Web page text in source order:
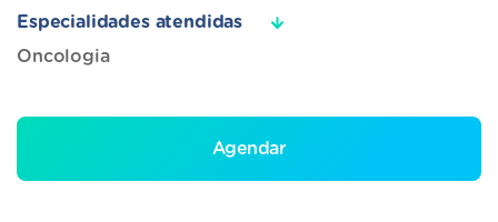
Especialidades atendidas
Oncologia
Agendar